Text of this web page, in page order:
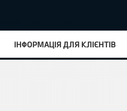
ІНФОРМАЦІЯ ДЛЯ КЛІЄНТІВ